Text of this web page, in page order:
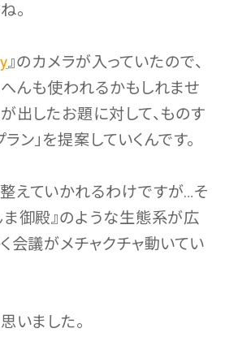
。
』のカメラが入っていたので、
へんも使われるかもしれませ
出したお題に対して、ものす
ン」を提案していくんです。
えていかれるわけですが…そ
ま御殿』のような生態系が広
会議がメチャクチャ動いてい
いました。